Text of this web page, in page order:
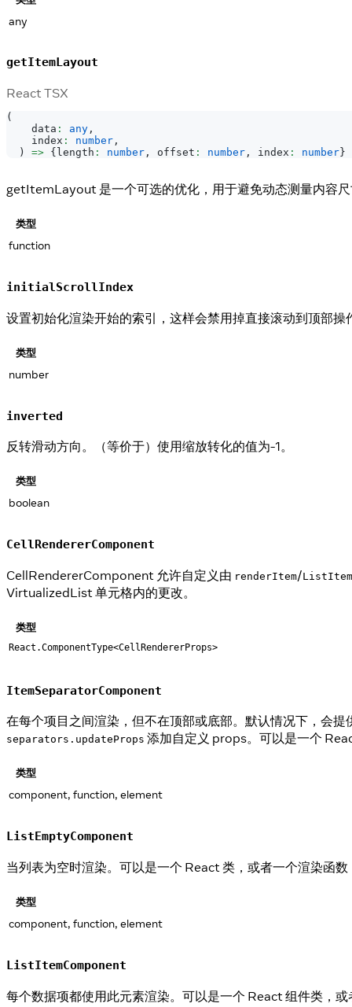
any
getItemLayout
React TSX
(
    data
: any ,
    index
: number ,
)
=> { length : number , offset : number , index : number }
getItemLayout 是一个可选的优化，用于避免动态测量内容
类型
function
initialScrollIndex
设置初始化渲染开始的索引，这样会禁用掉直接滚动到顶部
类型
number
inverted
反转滑动方向。（等价于）使用缩放转化的值为-1。
类型
boolean
CellRendererComponent
CellRendererComponent 允许自定义由 renderItem/
VirtualizedList 单元格内的更改。
类型
React.ComponentType<CellRendererProps>
ItemSeparatorComponent
在每个项目之间渲染，但不在顶部或底部。默认情况下，会提
separators.updateProps 添加自定义 props。可以是一个
类型
component, function, element
ListEmptyComponent
当列表为空时渲染。可以是一个 React 类，或者一个渲染函
类型
component, function, element
ListItemComponent
每个数据项都使用此元素渲染。可以是一个 React 组件类，